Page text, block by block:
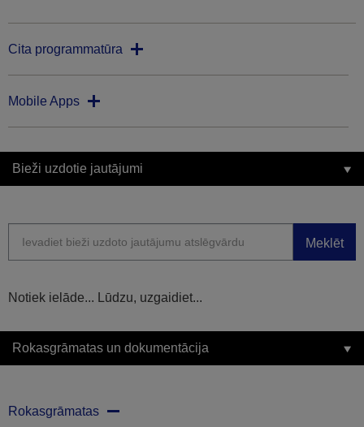
Cita programmatūra
Mobile Apps
Bieži uzdotie jautājumi
Meklēt
Notiek ielāde... Lūdzu, uzgaidiet...
Rokasgrāmatas un dokumentācija
Rokasgrāmatas